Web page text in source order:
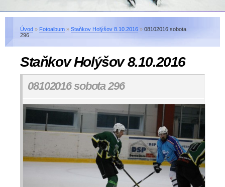
Úvod » Fotoalbum » Staňkov Holýšov 8.10.2016 » 08102016 sobota
296
Staňkov Holýšov 8.10.2016
08102016 sobota 296